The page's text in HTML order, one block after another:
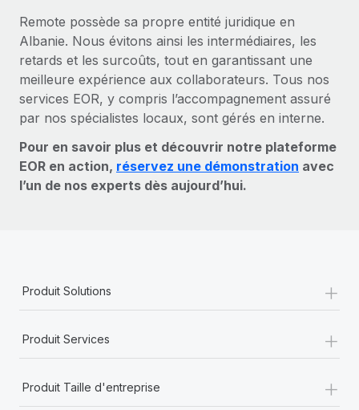
Remote possède sa propre entité juridique en
Albanie. Nous évitons ainsi les intermédiaires, les
retards et les surcoûts, tout en garantissant une
meilleure expérience aux collaborateurs. Tous nos
services EOR, y compris l’accompagnement assuré
par nos spécialistes locaux, sont gérés en interne.
Pour en savoir plus et découvrir notre plateforme
EOR en action, réservez une démonstration avec
l’un de nos experts dès aujourd’hui.
Produit Solutions +
Produit Services +
Produit Taille d'entreprise +